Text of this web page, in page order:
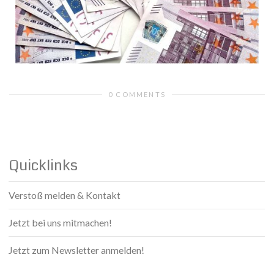
0 COMMENTS
Quicklinks
Verstoß melden & Kontakt
Jetzt bei uns mitmachen!
Jetzt zum Newsletter anmelden!